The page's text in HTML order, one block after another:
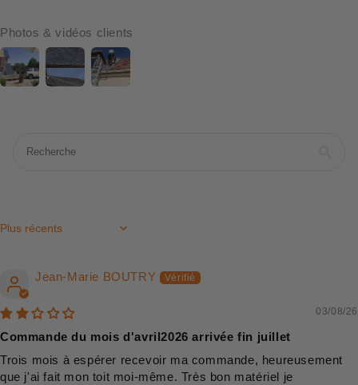
Photos & vidéos clients
Sort by
Jean-Marie BOUTRY
03/08/26
Commande du mois d'avril2026 arrivée fin juillet
Trois mois à espérer recevoir ma commande, heureusement
que j'ai fait mon toit moi-même. Très bon matériel je